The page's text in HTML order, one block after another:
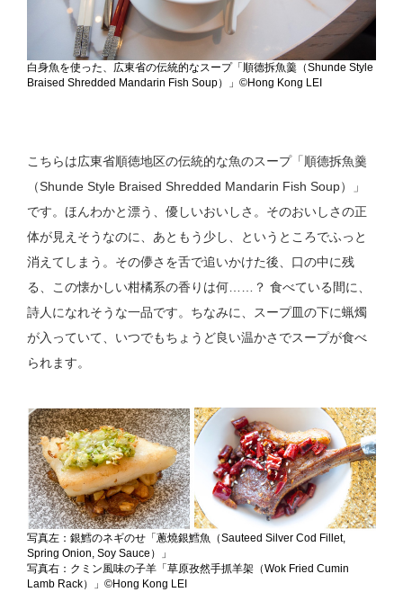
白身魚を使った、広東省の伝統的なスープ「順德拆魚羹（Shunde Style
Braised Shredded Mandarin Fish Soup）」©Hong Kong LEI
こちらは広東省順徳地区の伝統的な魚のスープ「順德拆魚羹
（Shunde Style Braised Shredded Mandarin Fish Soup）」
です。ほんわかと漂う、優しいおいしさ。そのおいしさの正
体が見えそうなのに、あともう少し、というところでふっと
消えてしまう。その儚さを舌で追いかけた後、口の中に残
る、この懐かしい柑橘系の香りは何……？ 食べている間に、
詩人になれそうな一品です。ちなみに、スープ皿の下に蝋燭
が入っていて、いつでもちょうど良い温かさでスープが食べ
られます。
写真左：銀鱈のネギのせ「蔥燒銀鱈魚（Sauteed Silver Cod Fillet,
Spring Onion, Soy Sauce）」
写真右：クミン風味の子羊「草原孜然手抓羊架（Wok Fried Cumin
Lamb Rack）」©Hong Kong LEI